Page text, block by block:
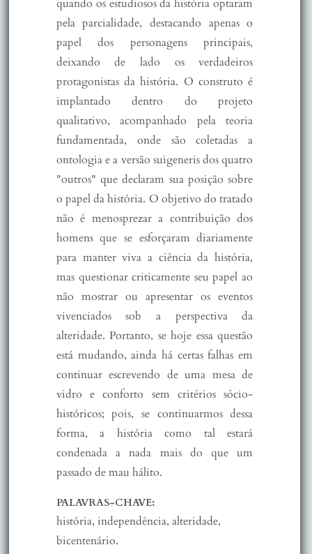
quando os estudiosos da história optaram
pela parcialidade, destacando apenas o
papel dos personagens principais,
deixando de lado os verdadeiros
protagonistas da história. O construto é
implantado dentro do projeto
qualitativo, acompanhado pela teoria
fundamentada, onde são coletadas a
ontologia e a versão suigeneris dos quatro
"outros" que declaram sua posição sobre
o papel da história. O objetivo do tratado
não é menosprezar a contribuição dos
homens que se esforçaram diariamente
para manter viva a ciência da história,
mas questionar criticamente seu papel ao
não mostrar ou apresentar os eventos
vivenciados sob a perspectiva da
alteridade. Portanto, se hoje essa questão
está mudando, ainda há certas falhas em
continuar escrevendo de uma mesa de
vidro e conforto sem critérios sócio-
históricos; pois, se continuarmos dessa
forma, a história como tal estará
condenada a nada mais do que um
passado de mau hálito.
PALAVRAS-CHAVE:
história, independência, alteridade,
bicentenário.